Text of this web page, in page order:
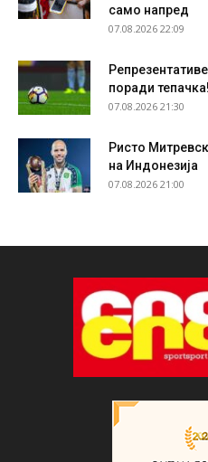
само напред
07.08.2026 22:09
поради тепачка!
07.08.2026 21:30
Ристо
на Индонезија
07.08.2026 21:00